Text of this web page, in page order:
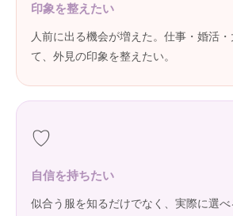
印象を整えたい
人前に出る機会が増えた。仕事・婚活
て、外見の印象を整えたい。
♡
自信を持ちたい
似合う服を知るだけでなく、実際に選